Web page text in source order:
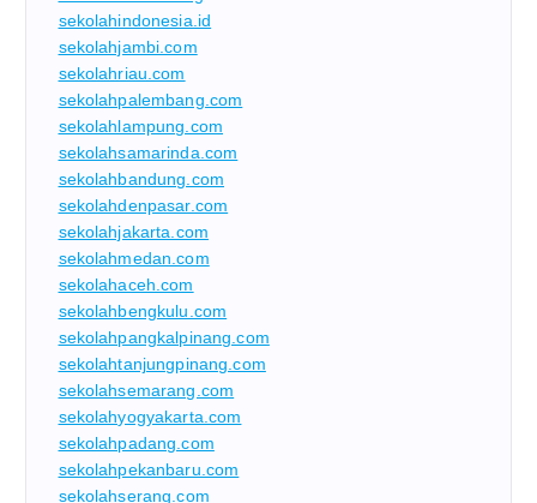
sekolahindonesia.id
sekolahjambi.com
sekolahriau.com
sekolahpalembang.com
sekolahlampung.com
sekolahsamarinda.com
sekolahbandung.com
sekolahdenpasar.com
sekolahjakarta.com
sekolahmedan.com
sekolahaceh.com
sekolahbengkulu.com
sekolahpangkalpinang.com
sekolahtanjungpinang.com
sekolahsemarang.com
sekolahyogyakarta.com
sekolahpadang.com
sekolahpekanbaru.com
sekolahserang.com